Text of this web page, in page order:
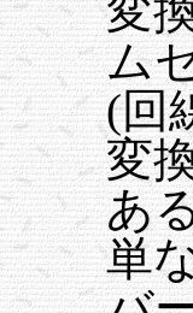
変
ム
(回
変
あ
単